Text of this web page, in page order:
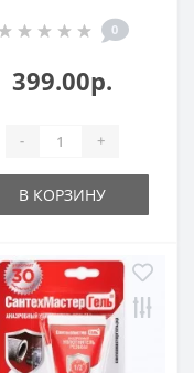
0
399.00р.
- +
В КОРЗИНУ